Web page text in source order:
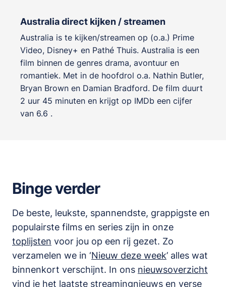
Australia direct kijken / streamen
Australia is te kijken/streamen op (o.a.) Prime
Video, Disney+ en Pathé Thuis. Australia is een
film binnen de genres drama, avontuur en
romantiek. Met in de hoofdrol o.a. Nathin Butler,
Bryan Brown en Damian Bradford. De film duurt
2 uur 45 minuten en krijgt op IMDb een cijfer
van 6.6 .
Binge verder
De beste, leukste, spannendste, grappigste en
populairste films en series zijn in onze
toplijsten voor jou op een rij gezet. Zo
verzamelen we in ‘Nieuw deze week’ alles wat
binnenkort verschijnt. In ons nieuwsoverzicht
vind je het laatste streamingnieuws en verse